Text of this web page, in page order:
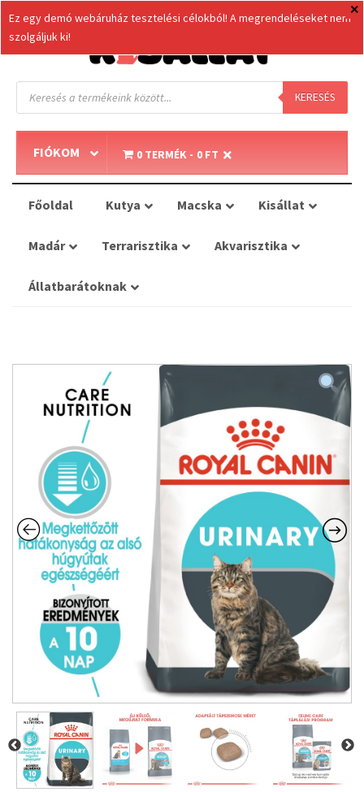
Products
search KERESÉS
FIÓKOM 0 TERMÉK 0 FT
Főoldal Kutya Macska Kisállat
Madár Terrarisztika Akvarisztika
Állatbarátoknak
Ez egy demó webáruház tesztelési célokból! A megrendeléseket nem
szolgáljuk ki!